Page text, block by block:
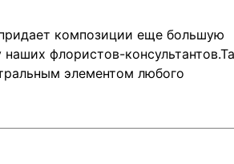
композиции еще большую
флористов-
элементом любого